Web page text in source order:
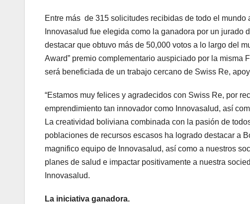
Entre más de 315 solicitudes recibidas de todo el
Innovasalud fue elegida como la ganadora por un jurado
destacar que obtuvo más de 50,000 votos a lo largo del
Award” premio complementario auspiciado por la
será beneficiada de un trabajo cercano de Swiss Re,
“Estamos muy felices y agradecidos con Swiss Re, por
emprendimiento tan innovador como Innovasalud, así
La creatividad boliviana combinada con la pasión de
poblaciones de recursos escasos ha logrado destacar a
magnifico equipo de Innovasalud, así como a nuestros
planes de salud e impactar positivamente a nuestra
Innovasalud.
La iniciativa ganadora.